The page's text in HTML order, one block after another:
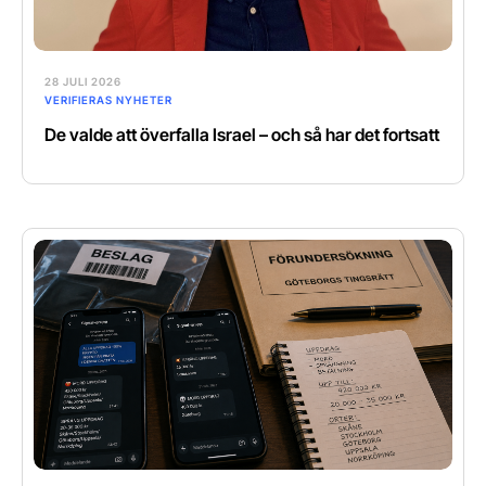
28 JULI 2026
VERIFIERAS NYHETER
De valde att överfalla Israel – och så har det fortsatt